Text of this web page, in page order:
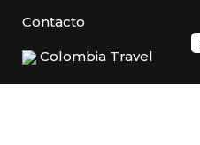
Contacto
Colombia Travel